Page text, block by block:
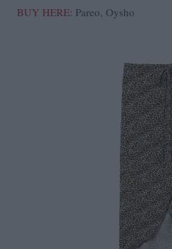
BUY HERE: Pareo, Oysho